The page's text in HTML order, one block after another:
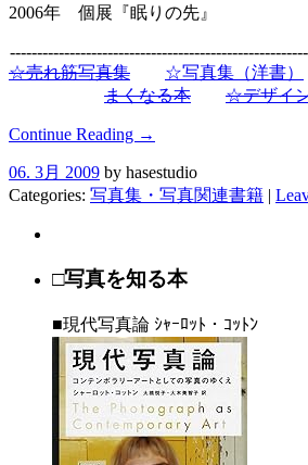
2006年 個展『眠りの先』
☆売れ筋写真集
☆写真集（洋書）
まくなる本
☆デザイ
Continue Reading →
06. 3月 2009 by hasestudio
Categories: 写真集・写真関連書籍 |
□写真を知る本
■現代写真論 ｼｬｰﾛｯﾄ・ｺｯﾄﾝ